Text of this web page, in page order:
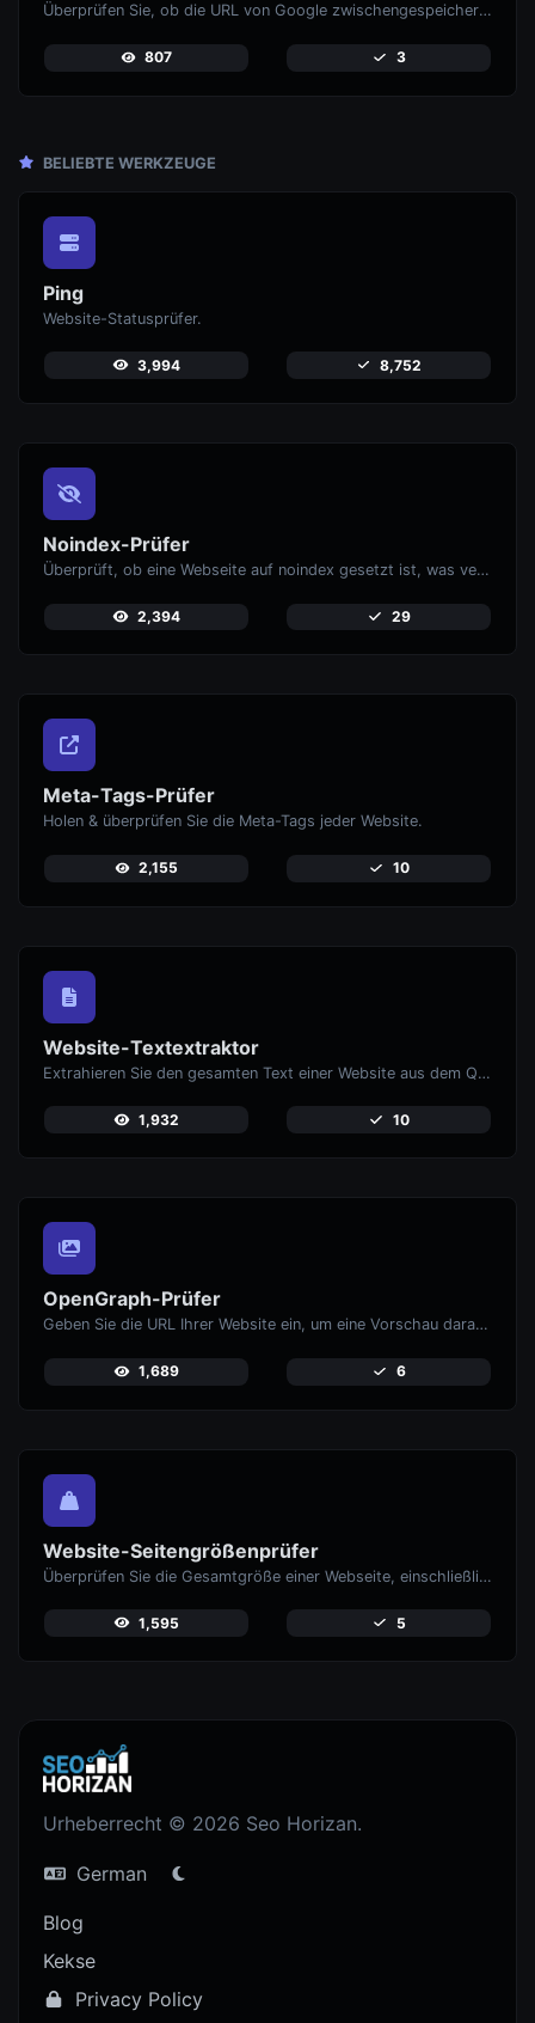
Überprüfen Sie, ob die URL von Google zwischengespeichert ist oder nicht.
807 3
BELIEBTE WERKZEUGE
Ping
Website-Statusprüfer.
3,994 8,752
Noindex-Prüfer
Überprüft, ob eine Webseite auf noindex gesetzt ist, was verhindert, dass sie in Suchmaschinen erscheint.
2,394 29
Meta-Tags-Prüfer
Holen & überprüfen Sie die Meta-Tags jeder Website.
2,155 10
Website-Textextraktor
Extrahieren Sie den gesamten Text einer Website aus dem Quellcode der Seite.
1,932 10
OpenGraph-Prüfer
Geben Sie die URL Ihrer Website ein, um eine Vorschau darauf zu erhalten, wie Ihre Seiten aussehen, wenn sie auf sozialen Medien wie Facebook und X (Twitter) geteilt werden.
1,689 6
Website-Seitengrößenprüfer
Überprüfen Sie die Gesamtgröße einer Webseite, einschließlich aller Ressourcen, für die Leistungsanalyse.
1,595 5
Urheberrecht © 2026 Seo Horizan.
German
Blog
Kekse
Privacy Policy